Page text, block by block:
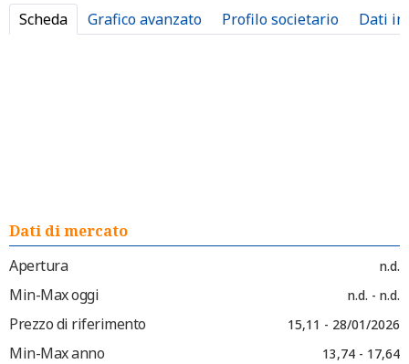
Scheda Grafico avanzato Profilo societario Dati
Dati di mercato
Apertura
n.d.
Min-Max oggi n.d. - n.d.
Prezzo di riferimento 15,11 - 28/01/2026
Min-Max anno 13,74 - 17,64